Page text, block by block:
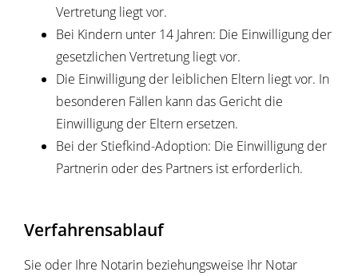
Vertretung liegt vor.
Bei Kindern unter 14 Jahren: Die Einwilligung der
gesetzlichen Vertretung liegt vor.
Die Einwilligung der leiblichen Eltern liegt vor. In
besonderen Fällen kann das Gericht die
Einwilligung der Eltern ersetzen.
Bei der Stiefkind-Adoption: Die Einwilligung der
Partnerin oder des Partners ist erforderlich.
Verfahrensablauf
Sie oder Ihre Notarin beziehungsweise Ihr Notar